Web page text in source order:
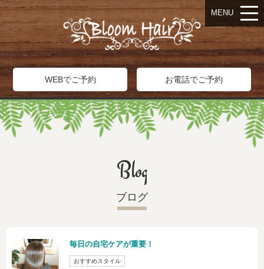
WEBでご予約 お電話でご予約
MENU
Blog
ブログ
毎日の自宅ケアが重要！
おすすめスタイル